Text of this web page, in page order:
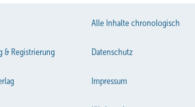
Alle Inhalte chronologisch
& Registrierung Datenschutz
Impressum